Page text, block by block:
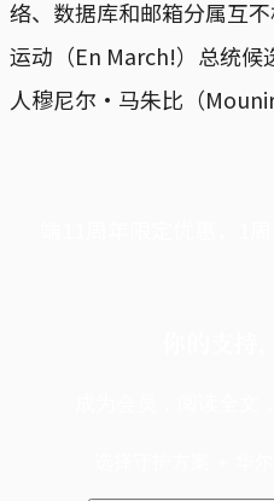
络、数据库和邮箱分属互
运动（En March!）总统候
人穆尼尔·马朱比（